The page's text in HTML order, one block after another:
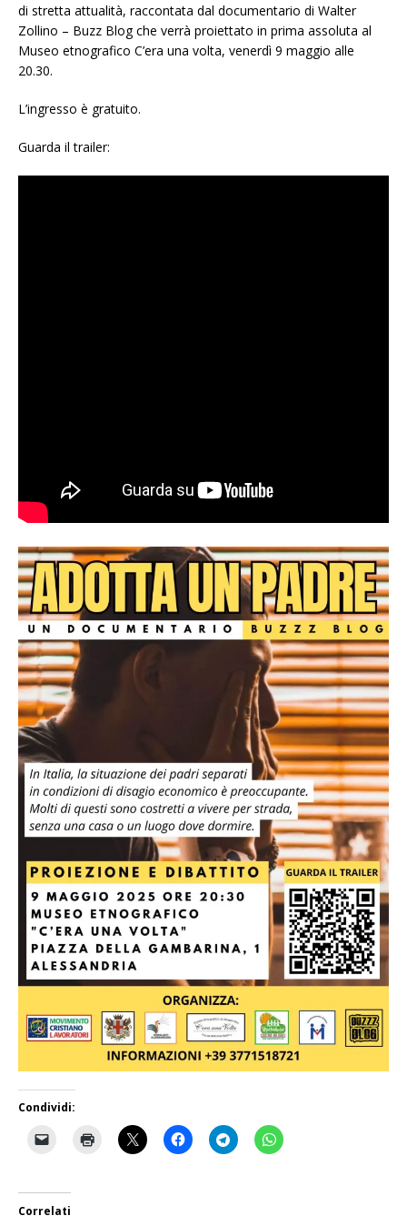
di stretta attualità, raccontata dal documentario di Walter
Zollino – Buzz Blog che verrà proiettato in prima assoluta al
Museo etnografico C’era una volta, venerdì 9 maggio alle
20.30.
L’ingresso è gratuito.
Guarda il trailer:
Condividi:
Correlati